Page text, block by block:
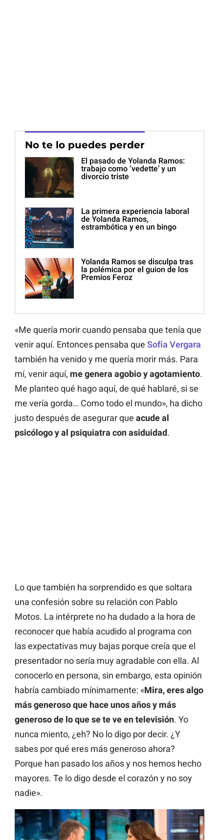
No te lo puedes perder
El pasado de Yolanda Ramos:
trabajo como ‘vedette’ y un
divorcio triste
La primera experiencia laboral
de Yolanda Ramos,
estrambótica y en un bingo
Yolanda Ramos se disculpa tras
la polémica por el guion de los
Premios Feroz
«Me quería morir cuando pensaba que tenía que
venir aquí. Entonces pensaba que Sofía Vergara
también ha venido y me quería morir más. Para
mí, venir aquí, me genera agobio y agotamiento.
Me planteo qué hago aquí, de qué hablaré, si se
me vería gorda… Como todo el mundo», ha dicho
justo después de asegurar que acude al
psicólogo y al psiquiatra con asiduidad.
Lo que también ha sorprendido es que soltara
una confesión sobre su relación con Pablo
Motos. La intérprete no ha dudado a la hora de
reconocer que había acudido al programa con
las expectativas muy bajas porque creía que el
presentador no sería muy agradable con ella. Al
conocerlo en persona, sin embargo, esta opinión
habría cambiado mínimamente: «Mira, eres algo
más generoso que hace unos años y más
generoso de lo que se te ve en televisión. Yo
nunca miento, ¿eh? No lo digo por decir. ¿Y
sabes por qué eres más generoso ahora?
Porque han pasado los años y nos hemos hecho
mayores. Te lo digo desde el corazón y no soy
nadie».